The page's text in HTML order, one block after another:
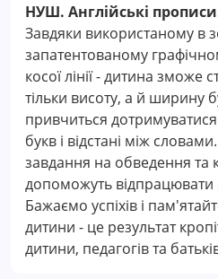
НУШ. Англійські
Завдяки використаному в
запатентованому
косої лінії - дитина зможе
тільки висоту, а й ширину
привчиться
букв і відстані між
завдання на обведення та
допоможуть відпрацювати
Бажаємо успіхів і
дитини - це результат
дитини, педагогів та